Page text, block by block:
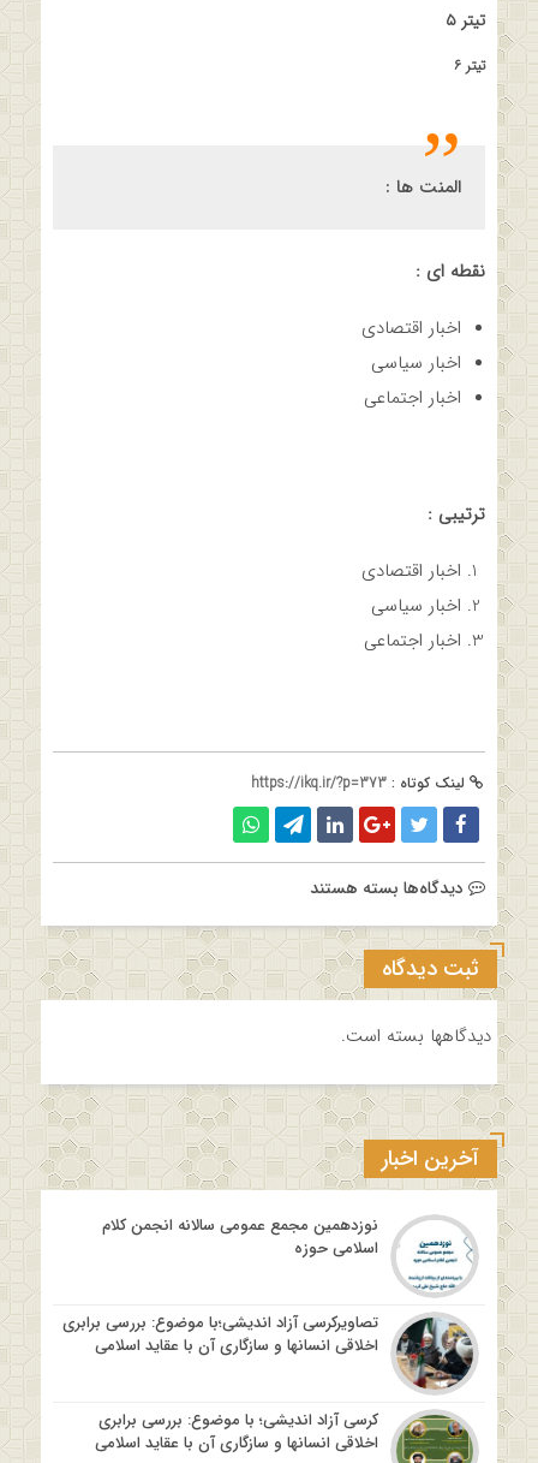
تیتر ۵
تیتر ۶
المنت ها :
نقطه ای :
اخبار اقتصادی
اخبار سیاسی
اخبار اجتماعی
ترتیبی :
اخبار اقتصادی
اخبار سیاسی
اخبار اجتماعی
لینک کوتاه : https://ikq.ir/?p=373
دیدگاه‌ها برای
دو
ستونه
بسته هستند
ثبت دیدگاه
دیدگاهها بسته است.
آخرین اخبار
نوزدهمین مجمع عمومی سالانه انجمن کلام
اسلامی حوزه
تصاویرکرسی آزاد اندیشی؛با موضوع: بررسی برابری
اخلاقی انسانها و سازگاری آن با عقاید اسلامی
کرسی آزاد اندیشی؛ با موضوع: بررسی برابری
اخلاقی انسانها و سازگاری آن با عقاید اسلامی